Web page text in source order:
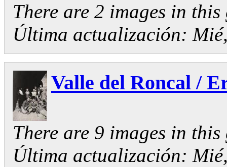
There are 2 images in
Última actualización:
Valle del Roncal /
There are 9 images in
Última actualización: